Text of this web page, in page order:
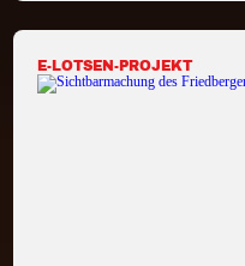
E-LOTSEN-PROJEKT